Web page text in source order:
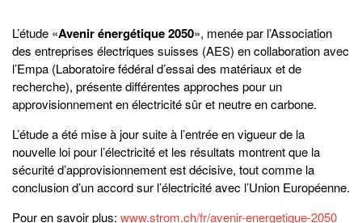
L’étude «Avenir énergétique 2050», menée par l’Association
des entreprises électriques suisses (AES) en collaboration avec
l’Empa (Laboratoire fédéral d’essai des matériaux et de
recherche), présente différentes approches pour un
approvisionnement en électricité sûr et neutre en carbone.
L’étude a été mise à jour suite à l’entrée en vigueur de la
nouvelle loi pour l’électricité et les résultats montrent que la
sécurité d’approvisionnement est décisive, tout comme la
conclusion d’un accord sur l’électricité avec l’Union Européenne.
Pour en savoir plus: www.strom.ch/fr/avenir-energetique-2050